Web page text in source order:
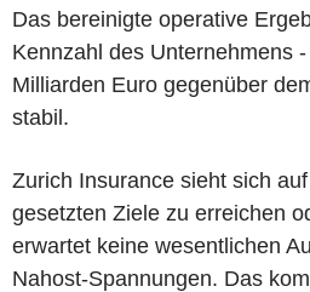
Das bereinigte operative
Kennzahl des Unternehmens
Milliarden Euro gegenüber
stabil.
Zurich Insurance sieht sich
gesetzten Ziele zu erreichen
erwartet keine wesentlichen
Nahost-Spannungen. Das